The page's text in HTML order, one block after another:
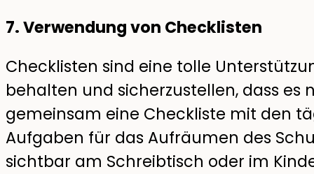
7. Verwendung von Checklisten
Checklisten sind eine tolle
behalten und sicherzustellen, dass es
gemeinsam eine Checkliste mit den
Aufgaben für das Aufräumen des
sichtbar am Schreibtisch oder im